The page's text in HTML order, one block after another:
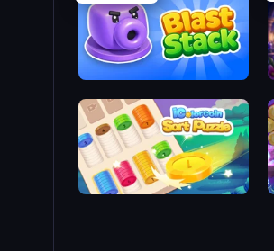
iColorcoin: Sort Puzzle